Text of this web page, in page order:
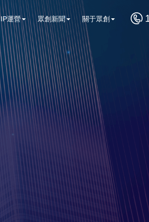
IP運營 眾創新聞 關于眾創